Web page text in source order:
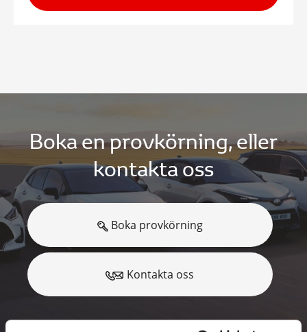
Boka en provkörning, eller
kontakta oss
Boka provkörning
Kontakta oss